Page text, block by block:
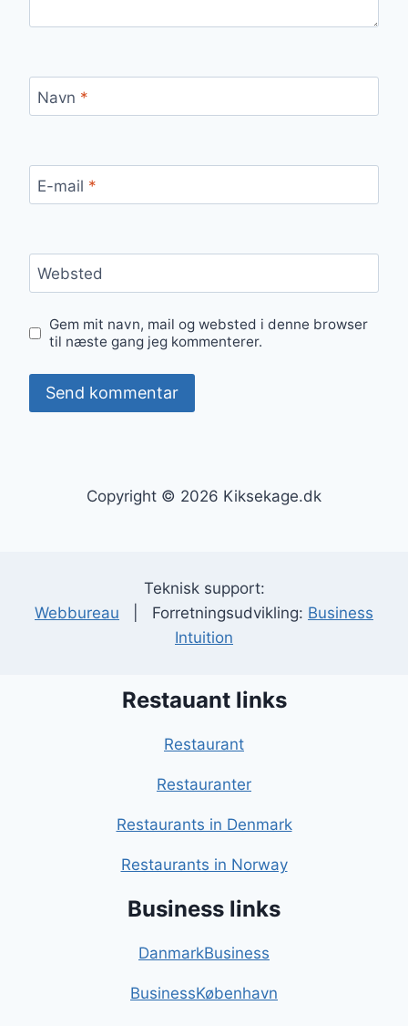
Navn *
E-mail *
Websted
Gem mit navn, mail og websted i denne browser
til næste gang jeg kommenterer.
Copyright © 2026 Kiksekage.dk
Teknisk support:
Webbureau | Forretningsudvikling: Business
Intuition
Restauant links
Restaurant
Restauranter
Restaurants in Denmark
Restaurants in Norway
Business links
DanmarkBusiness
BusinessKøbenhavn